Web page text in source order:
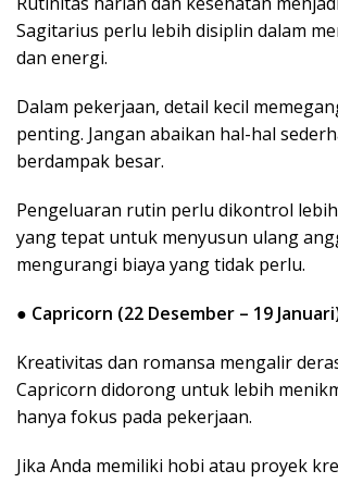
Sagitarius perlu lebih disiplin dalam
dan energi.
Dalam pekerjaan, detail kecil
penting. Jangan abaikan hal-hal
berdampak besar.
Pengeluaran rutin perlu dikontrol
yang tepat untuk menyusun ulang
mengurangi biaya yang tidak perlu.
● Capricorn (22 Desember – 19
Kreativitas dan romansa mengalir
Capricorn didorong untuk lebih
hanya fokus pada pekerjaan.
Jika Anda memiliki hobi atau proyek